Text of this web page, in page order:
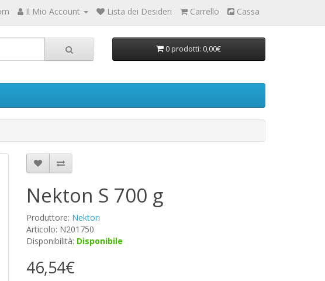
Il Mio Account Lista dei Desideri Carrello Cassa
0 prodotti: 0,00€
Nekton S 700 g
Produttore: Nekton
Articolo: N201750
Disponibilità: Disponibile
46,54€